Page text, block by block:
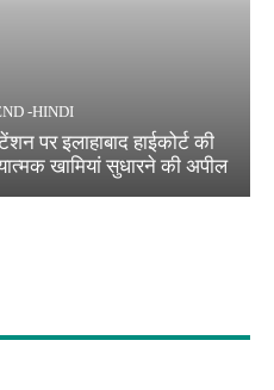
-HINDI
पर इलाहाबाद हाईकोर्ट की
खामियां सुधारने की अपील